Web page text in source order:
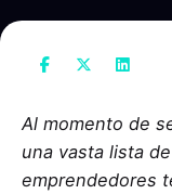
Al momento de
una vasta lista
emprendedores